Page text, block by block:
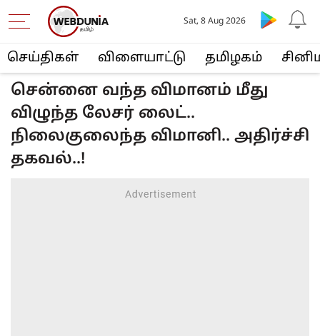
செய்திகள் விளையா‌ட்டு த‌மிழக‌ம்
Sat, 8 Aug 2026
சென்னை வந்த விமானம் மீது
விழுந்த லேசர் லைட்..
நிலைகுலைந்த விமானி.. அதிர்ச்சி
தகவல்..!